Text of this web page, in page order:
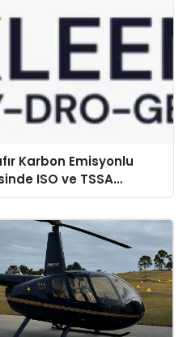
Karbon Emisyonlu
ISO ve TSSA